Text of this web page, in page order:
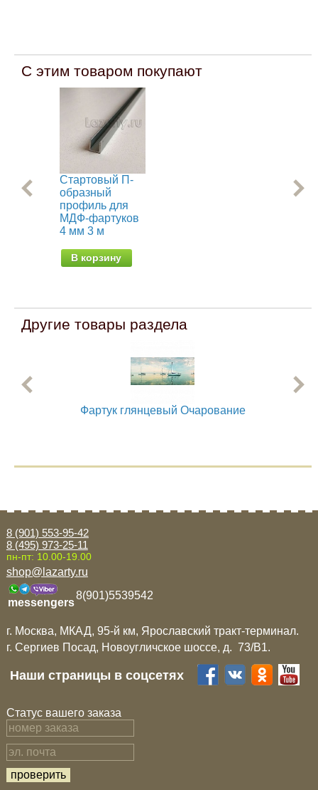
С этим товаром покупают
Стартовый П-
образный
профиль для
МДФ-фартуков
4 мм 3 м
В корзину
Другие товары раздела
Фартук глянцевый Очарование
8 (901) 553-95-42
8 (495) 973-25-11
пн-пт: 10.00-19.00
shop@lazarty.ru
messengers
8(901)5539542
г. Москва, МКАД, 95-й км, Ярославский тракт-терминал.
г. Сергиев Посад, Новоугличское шоссе, д. 73/B1.
Наши страницы в соцсетях
Статус вашего заказа